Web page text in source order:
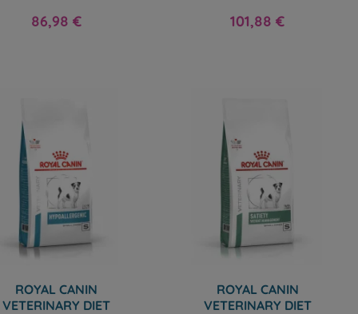
Prix
86,98 € Prix
101,88 €
ROYAL CANIN
VETERINARY DIET
ROYAL CANIN
VETERINARY DIET